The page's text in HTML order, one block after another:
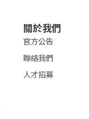
關於我們
官方公告
聯絡我們
人才招募